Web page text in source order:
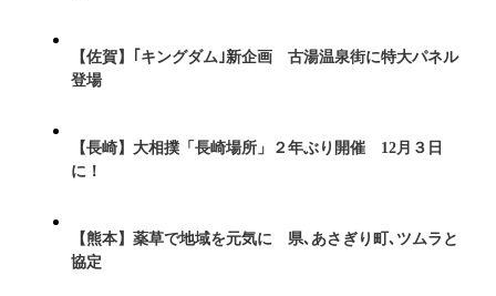
【佐賀】｢キングダム｣新企画 古湯温泉街に特大パネル
登場
【長崎】大相撲「長崎場所」２年ぶり開催 12月３日
に！
【熊本】薬草で地域を元気に 県､あさぎり町､ツムラと
協定